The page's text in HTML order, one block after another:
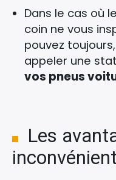
Dans le cas où
coin ne vous
pouvez
appeler une
vos pneus
Les